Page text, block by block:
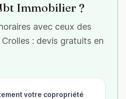
Immobilier ?
avec ceux des
: devis gratuits en
votre copropriété